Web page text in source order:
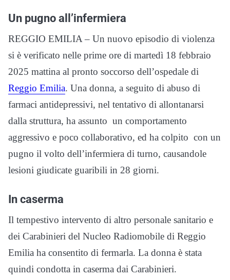
Un pugno all’infermiera
REGGIO EMILIA – Un nuovo episodio di violenza
si è verificato nelle prime ore di martedì 18 febbraio
2025 mattina al pronto soccorso dell’ospedale di
Reggio Emilia. Una donna, a seguito di abuso di
farmaci antidepressivi, nel tentativo di allontanarsi
dalla struttura, ha assunto un comportamento
aggressivo e poco collaborativo, ed ha colpito con un
pugno il volto dell’infermiera di turno, causandole
lesioni giudicate guaribili in 28 giorni.
In caserma
Il tempestivo intervento di altro personale sanitario e
dei Carabinieri del Nucleo Radiomobile di Reggio
Emilia ha consentito di fermarla. La donna è stata
quindi condotta in caserma dai Carabinieri.